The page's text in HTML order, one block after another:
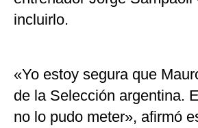
incluirlo.
«Yo estoy segura que
de la Selección argentina.
no lo pudo meter», afirmó